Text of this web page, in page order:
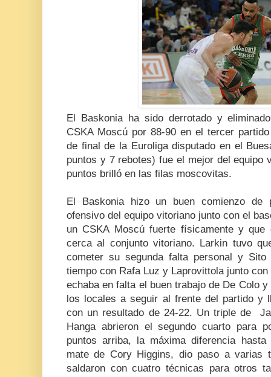
El Baskonia ha sido derrotado y
CSKA Moscú por 88-90 en el tercer
de final de la Euroliga disputado en el
puntos y 7 rebotes) fue el mejor del equipo
puntos brilló en las filas moscovitas.
El Baskonia hizo un buen comienzo de
ofensivo del equipo vitoriano junto con el
un CSKA Moscú fuerte físicamente y
cerca al conjunto vitoriano. Larkin tuvo
cometer su segunda falta personal y
tiempo con Rafa Luz y Laprovittola junto
echaba en falta el buen trabajo de De Colo
los locales a seguir al frente del partido y
con un resultado de 24-22. Un triple de
Hanga abrieron el segundo cuarto para
puntos arriba, la máxima diferencia
mate de Cory Higgins, dio paso a varias
saldaron con cuatro técnicas para otros